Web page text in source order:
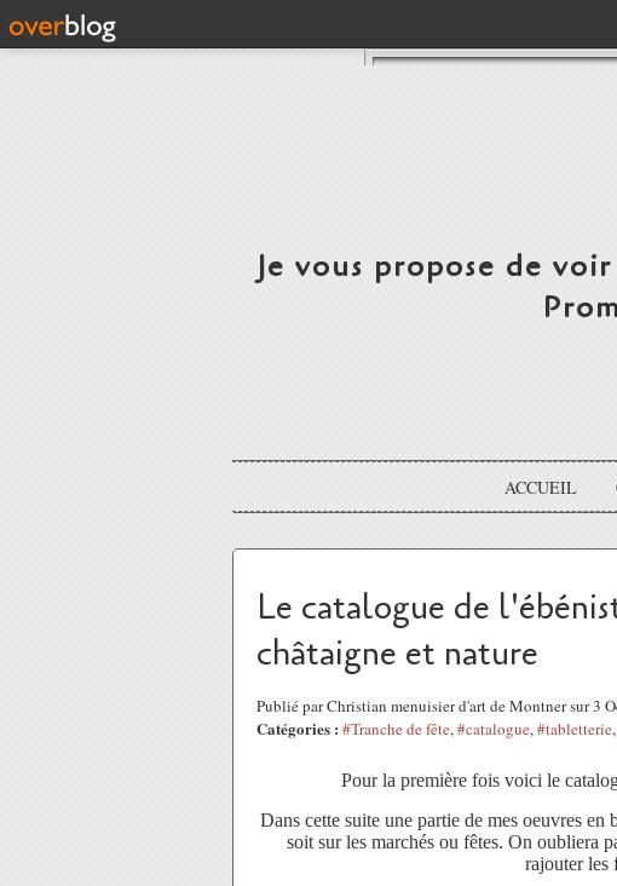
Je vous propose de
ACCUEIL
Le catalogue de
châtaigne et nature
Publié par Christian menuisier d'art de Montner sur 3
Catégories : #Tranche de fête,#catalogue,#tabletterie,
Pour la première fois voici le
Dans cette suite une partie de mes oeuvres
soit sur les marchés ou fêtes. On oubliera
rajouter les